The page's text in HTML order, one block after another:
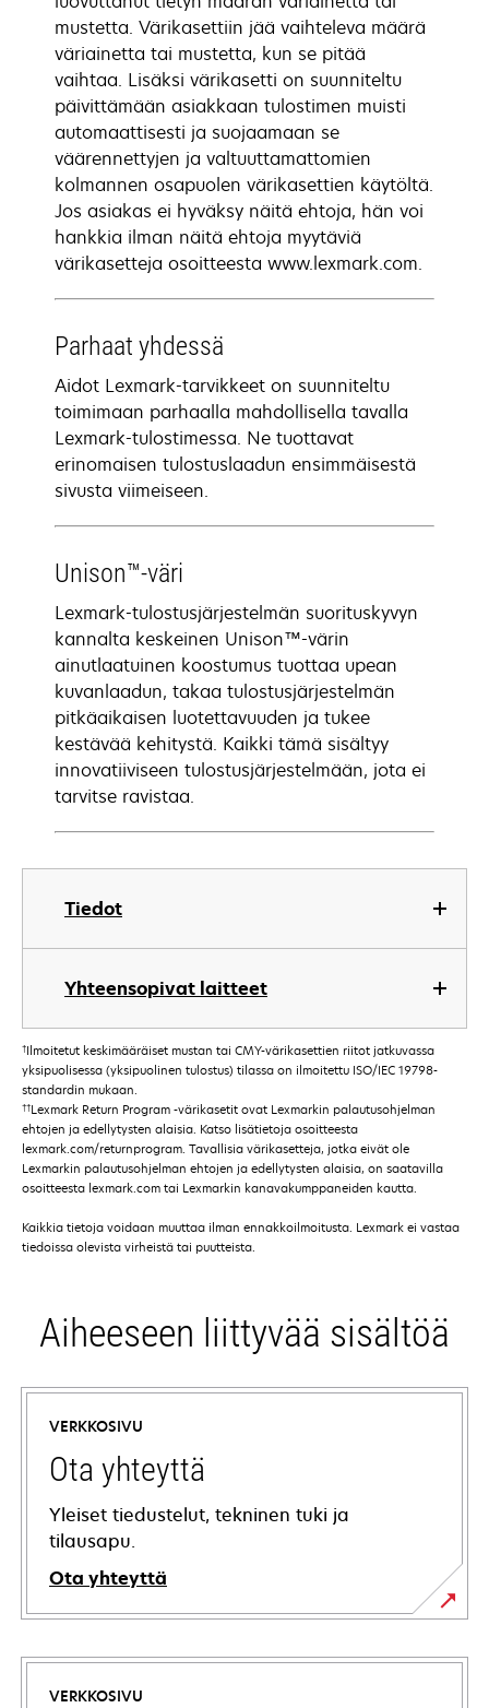
Tiedot
Yhteensopivat laitteet
mustetta. Värikasettiin jää vaihteleva määrä
väriainetta tai mustetta, kun se pitää
vaihtaa. Lisäksi värikasetti on suunniteltu
päivittämään asiakkaan tulostimen muisti
automaattisesti ja suojaamaan se
väärennettyjen ja valtuuttamattomien
kolmannen osapuolen värikasettien käytöltä.
Jos asiakas ei hyväksy näitä ehtoja, hän voi
hankkia ilman näitä ehtoja myytäviä
värikasetteja osoitteesta www.lexmark.com.
Parhaat yhdessä
Aidot Lexmark-tarvikkeet on suunniteltu
toimimaan parhaalla mahdollisella tavalla
Lexmark-tulostimessa. Ne tuottavat
erinomaisen tulostuslaadun ensimmäisestä
sivusta viimeiseen.
Unison™-väri
Lexmark-tulostusjärjestelmän suorituskyvyn
kannalta keskeinen Unison™-värin
ainutlaatuinen koostumus tuottaa upean
kuvanlaadun, takaa tulostusjärjestelmän
pitkäaikaisen luotettavuuden ja tukee
kestävää kehitystä. Kaikki tämä sisältyy
innovatiiviseen tulostusjärjestelmään, jota ei
tarvitse ravistaa.
†Ilmoitetut keskimääräiset mustan tai CMY-värikasettien riitot jatkuvassa
yksipuolisessa (yksipuolinen tulostus) tilassa on ilmoitettu ISO/IEC 19798-
standardin mukaan.
††Lexmark Return Program -värikasetit ovat Lexmarkin palautusohjelman
ehtojen ja edellytysten alaisia. Katso lisätietoja osoitteesta
lexmark.com/returnprogram. Tavallisia värikasetteja, jotka eivät ole
Lexmarkin palautusohjelman ehtojen ja edellytysten alaisia, on saatavilla
osoitteesta lexmark.com tai Lexmarkin kanavakumppaneiden kautta.
Kaikkia tietoja voidaan muuttaa ilman ennakkoilmoitusta. Lexmark ei vastaa
tiedoissa olevista virheistä tai puutteista.
Aiheeseen liittyvää sisältöä
VERKKOSIVU
Ota yhteyttä
Yleiset tiedustelut, tekninen tuki ja
tilausapu.
Ota yhteyttä
VERKKOSIVU